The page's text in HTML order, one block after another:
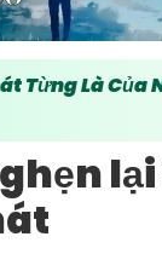
Từng Là Của